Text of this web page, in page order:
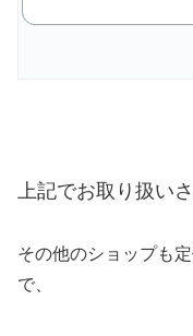
上記でお取り扱い
その他のショップも
で、